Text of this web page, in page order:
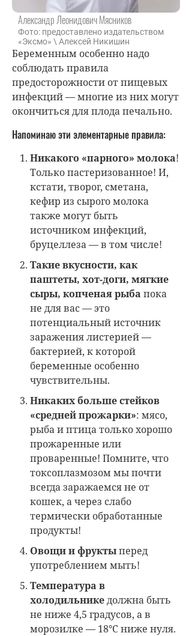
Александр Леонидович Мясников
Фото: предоставлено издательством
«Эксмо» \ Алексей Никишин
Беременным особенно надо
соблюдать правила
предосторожности от пищевых
инфекций — многие из них могут
окончиться для плода печально.
Напоминаю эти элементарные правила:
Никакого «парного» молока!
Только пастеризованное! И,
кстати, творог, сметана,
кефир из сырого молока
также могут быть
источником инфекций,
бруцеллеза — в том числе!
Такие вкусности, как
паштеты, хот-доги, мягкие
сыры, копченая рыба пока
не для вас — это
потенциальный источник
заражения листерией —
бактерией, к которой
беременные особенно
чувствительны.
Никаких больше стейков
«средней прожарки»: мясо,
рыба и птица только хорошо
прожаренные или
проваренные! Помните, что
токсоплазмозом мы почти
всегда заражаемся не от
кошек, а через слабо
термически обработанные
продукты!
Овощи и фруктыперед
употреблением мыть!
Температура в
холодильникедолжна быть
не ниже 4,5 градусов, а в
морозилке — 18°С ниже нуля.